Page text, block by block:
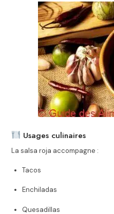
Usages culinaires
La salsa roja accompagne :
Tacos
Enchiladas
Quesadillas